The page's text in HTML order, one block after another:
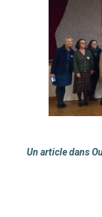
Un article dans